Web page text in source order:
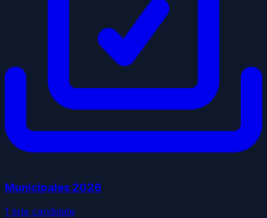
Municipales 2026
1 liste candidate